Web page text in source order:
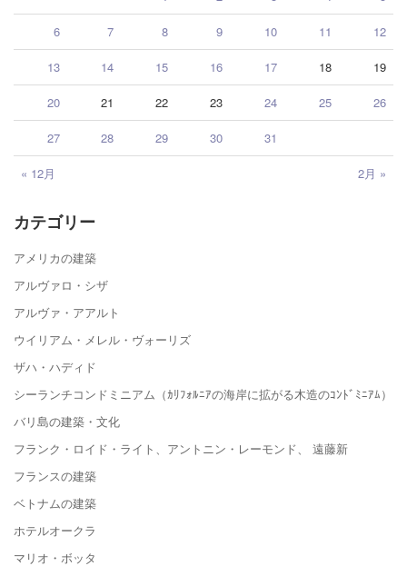
« 12月 2月 »
6 7 8 9 10 11 12
13 14 15 16 17 18 19
20 21 22 23 24 25 26
27 28 29 30 31
カテゴリー
アメリカの建築
アルヴァロ・シザ
アルヴァ・アアルト
ウイリアム・メレル・ヴォーリズ
ザハ・ハディド
シーランチコンドミニアム（ｶﾘﾌｫﾙﾆｱの海岸に拡がる木造のｺﾝﾄﾞﾐﾆｱﾑ）
バリ島の建築・文化
フランク・ロイド・ライト、アントニン・レーモンド、 遠藤新
フランスの建築
ベトナムの建築
ホテルオークラ
マリオ・ボッタ